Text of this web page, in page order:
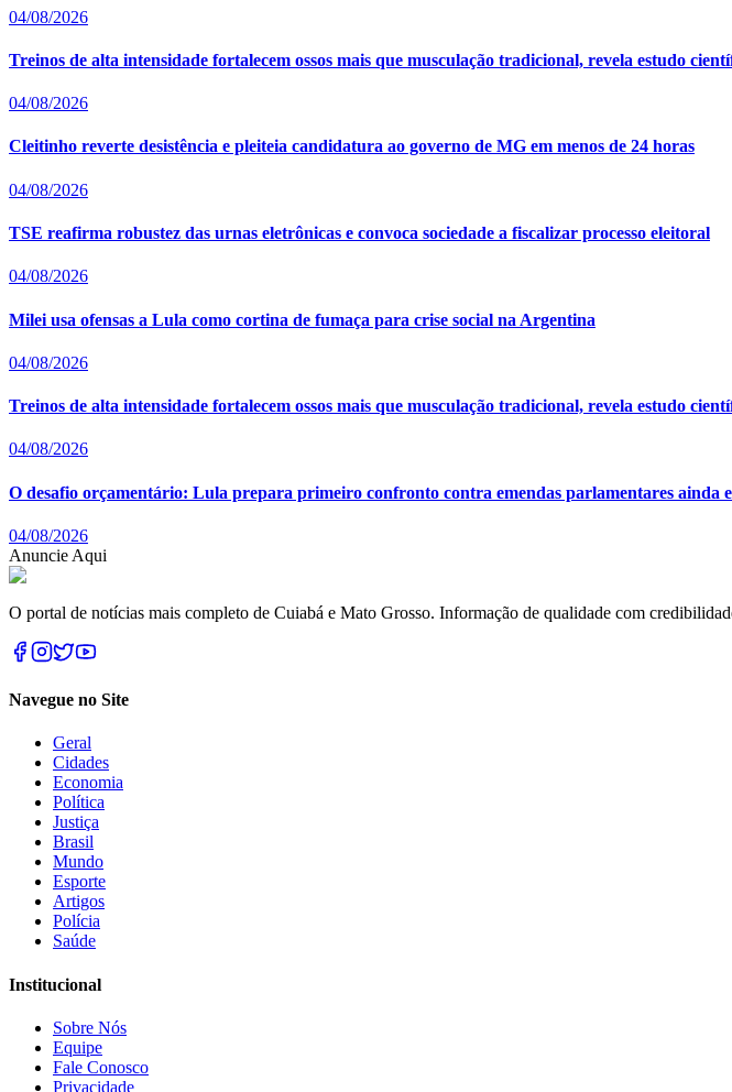
04/08/2026
Treinos de alta intensidade fortalecem ossos mais que musculação tradicional, revela estudo
04/08/2026
Cleitinho reverte desistência e pleiteia candidatura ao governo de MG em menos de 24 horas
04/08/2026
TSE reafirma robustez das urnas eletrônicas e convoca sociedade a fiscalizar processo eleitoral
04/08/2026
Milei usa ofensas a Lula como cortina de fumaça para crise social na Argentina
04/08/2026
Treinos de alta intensidade fortalecem ossos mais que musculação tradicional, revela estudo
04/08/2026
O desafio orçamentário: Lula prepara primeiro confronto contra emendas parlamentares ainda
04/08/2026
Anuncie Aqui
O portal de notícias mais completo de Cuiabá e Mato Grosso. Informação de qualidade com
Navegue no Site
Geral
Cidades
Economia
Política
Justiça
Brasil
Mundo
Esporte
Artigos
Polícia
Saúde
Institucional
Sobre Nós
Equipe
Fale Conosco
Privacidade